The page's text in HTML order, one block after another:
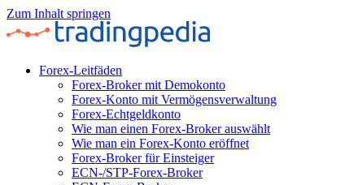
Zum Inhalt springen
Forex-Leitfäden
Forex-Broker mit Demokonto
Forex-Konto mit Vermögensverwaltung
Forex-Echtgeldkonto
Wie man einen Forex-Broker auswählt
Wie man ein Forex-Konto eröffnet
Forex-Broker für Einsteiger
ECN-/STP-Forex-Broker